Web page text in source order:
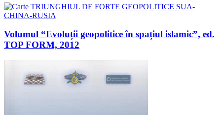
Volumul “Evoluții geopolitice în spațiul islamic”, ed.
TOP FORM, 2012